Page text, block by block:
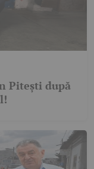
Pitești după